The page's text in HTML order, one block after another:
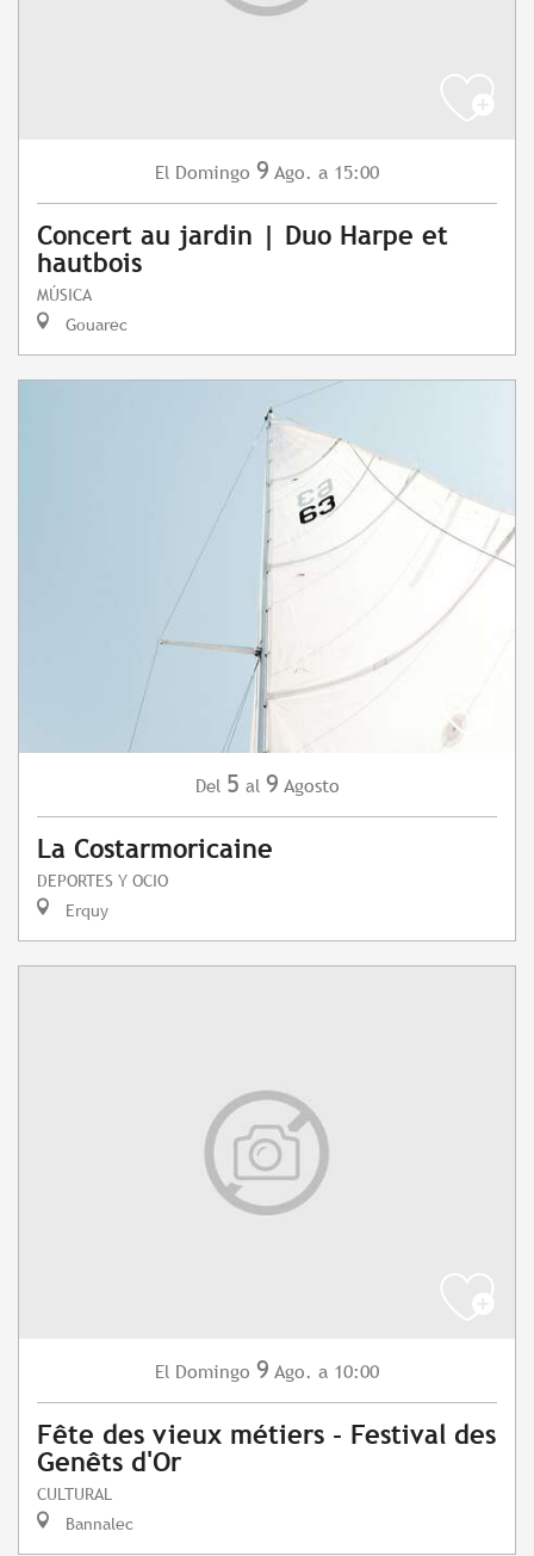
El Domingo 9 Ago. a 15:00
Concert au jardin | Duo Harpe et
hautbois
MÚSICA
Gouarec
Del 5 al 9 Agosto
La Costarmoricaine
DEPORTES Y OCIO
Erquy
El Domingo 9 Ago. a 10:00
Fête des vieux métiers - Festival des
Genêts d'Or
CULTURAL
Bannalec